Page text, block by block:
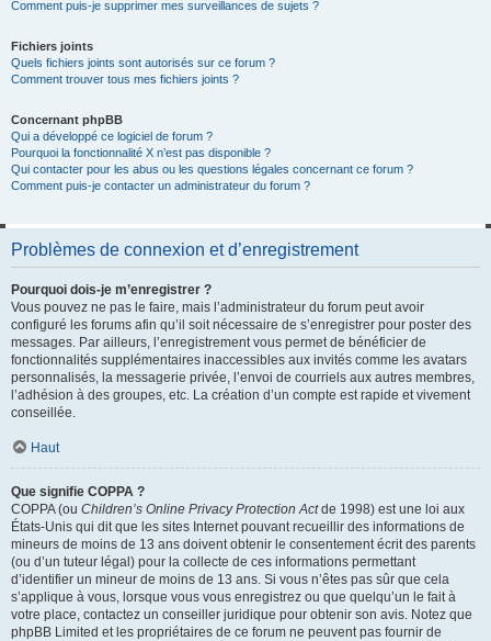
Comment puis-je supprimer mes surveillances de sujets ?
Fichiers joints
Quels fichiers joints sont autorisés sur ce forum ?
Comment trouver tous mes fichiers joints ?
Concernant phpBB
Qui a développé ce logiciel de forum ?
Pourquoi la fonctionnalité X n’est pas disponible ?
Qui contacter pour les abus ou les questions légales concernant ce forum ?
Comment puis-je contacter un administrateur du forum ?
Problèmes de connexion et d’enregistrement
Pourquoi dois-je m’enregistrer ?
Vous pouvez ne pas le faire, mais l’administrateur du forum peut avoir
configuré les forums afin qu’il soit nécessaire de s’enregistrer pour poster des
messages. Par ailleurs, l’enregistrement vous permet de bénéficier de
fonctionnalités supplémentaires inaccessibles aux invités comme les avatars
personnalisés, la messagerie privée, l’envoi de courriels aux autres membres,
l’adhésion à des groupes, etc. La création d’un compte est rapide et vivement
conseillée.
Haut
Que signifie COPPA ?
COPPA (ou Children’s Online Privacy Protection Actde 1998) est une loi aux
États-Unis qui dit que les sites Internet pouvant recueillir des informations de
mineurs de moins de 13 ans doivent obtenir le consentement écrit des parents
(ou d’un tuteur légal) pour la collecte de ces informations permettant
d’identifier un mineur de moins de 13 ans. Si vous n’êtes pas sûr que cela
s’applique à vous, lorsque vous vous enregistrez ou que quelqu’un le fait à
votre place, contactez un conseiller juridique pour obtenir son avis. Notez que
phpBB Limited et les propriétaires de ce forum ne peuvent pas fournir de